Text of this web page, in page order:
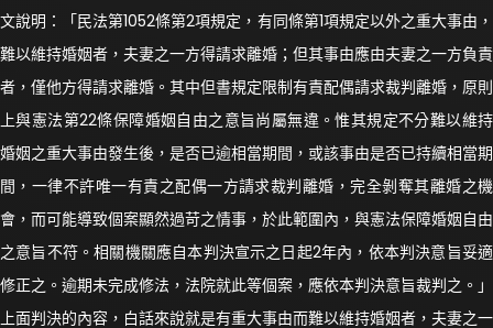
文說明：「民法第1052條第2項規定，有同條第1項規定以外之重大事由，
難以維持婚姻者，夫妻之一方得請求離婚；但其事由應由夫妻之一方負責
者，僅他方得請求離婚。其中但書規定限制有責配偶請求裁判離婚，原則
上與憲法第22條保障婚姻自由之意旨尚屬無違。惟其規定不分難以維持
婚姻之重大事由發生後，是否已逾相當期間，或該事由是否已持續相當期
間，一律不許唯一有責之配偶一方請求裁判離婚，完全剝奪其離婚之機
會，而可能導致個案顯然過苛之情事，於此範圍內，與憲法保障婚姻自由
之意旨不符。相關機關應自本判決宣示之日起2年內，依本判決意旨妥適
修正之。逾期未完成修法，法院就此等個案，應依本判決意旨裁判之。」
上面判決的內容，白話來說就是有重大事由而難以維持婚姻者，夫妻之一